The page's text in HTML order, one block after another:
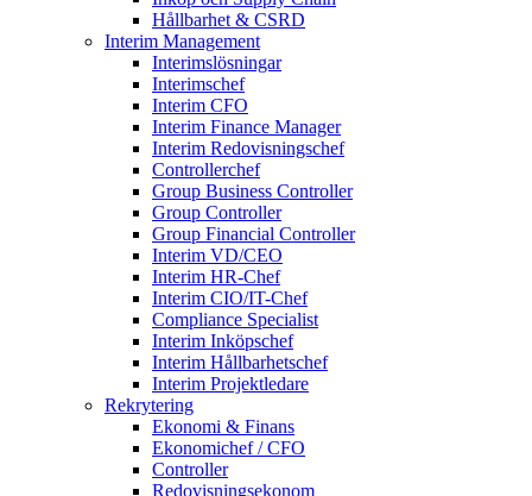
Hållbarhet & CSRD
Interim Management
Interimslösningar
Interimschef
Interim CFO
Interim Finance Manager
Interim Redovisningschef
Controllerchef
Group Business Controller
Group Controller
Group Financial Controller
Interim VD/CEO
Interim HR-Chef
Interim CIO/IT-Chef
Compliance Specialist
Interim Inköpschef
Interim Hållbarhetschef
Interim Projektledare
Rekrytering
Ekonomi & Finans
Ekonomichef / CFO
Controller
Redovisningsekonom